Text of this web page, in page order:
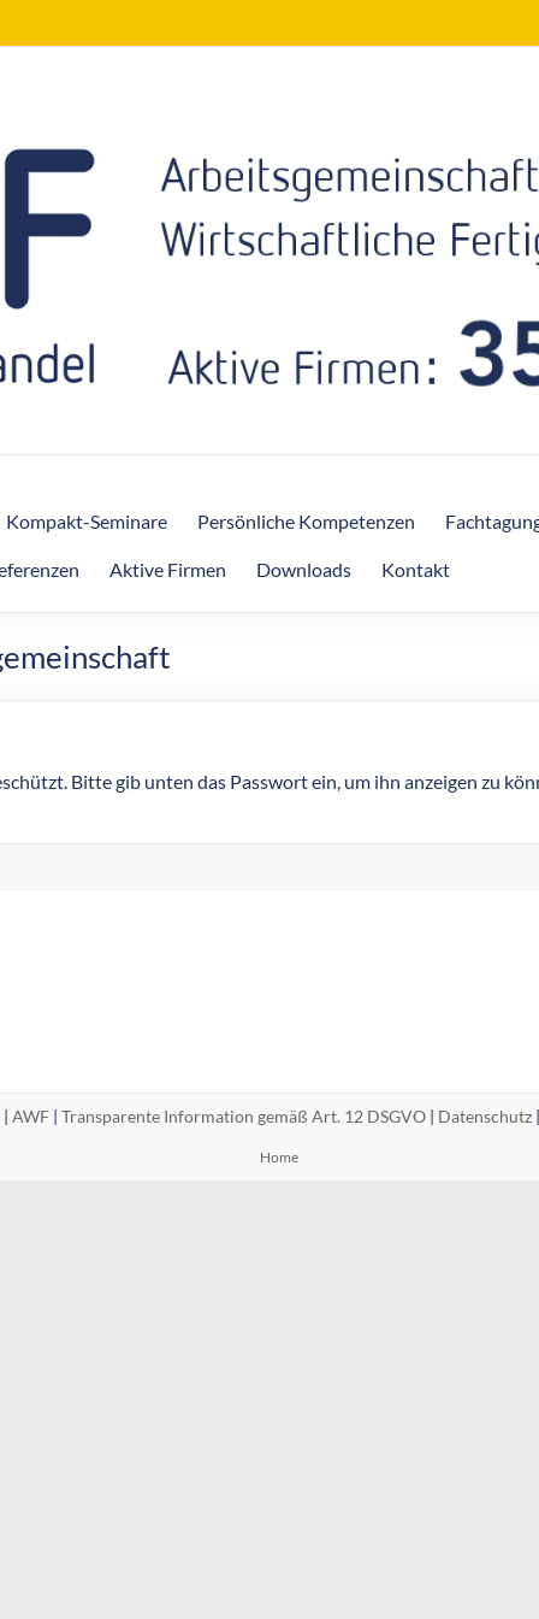
Kompakt-Seminare Persönliche Kompetenzen
Aktive Firmen Downloads Kontakt
Bitte gib unten das Passwort ein, um ihn anzeigen zu
AWF | Transparente Information gemäß Art. 12 DSGVO | Datenschutz
Home